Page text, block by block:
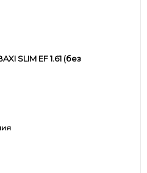
SLIM EF 1.61 (без